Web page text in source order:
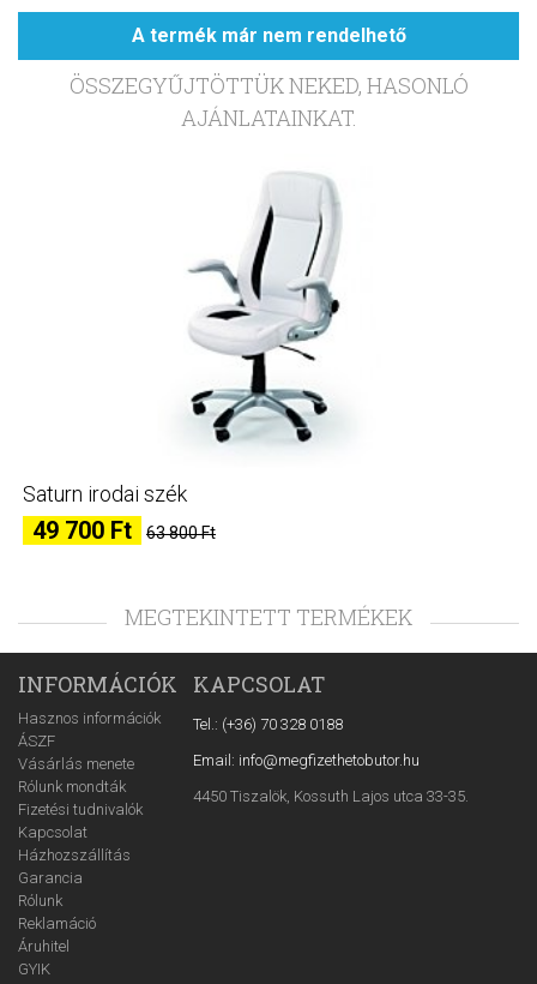
A termék már nem rendelhető
ÖSSZEGYŰJTÖTTÜK NEKED, HASONLÓ
AJÁNLATAINKAT.
Saturn irodai szék
49 700 Ft 63 800 Ft
MEGTEKINTETT TERMÉKEK
INFORMÁCIÓK
Hasznos információk
ÁSZF
Vásárlás menete
Rólunk mondták
Fizetési tudnivalók
Kapcsolat
Házhozszállítás
Garancia
Rólunk
Reklamáció
Áruhitel
GYIK
KAPCSOLAT
Tel.: (+36) 70 328 0188
Email: info@megfizethetobutor.hu
4450 Tiszalök, Kossuth Lajos utca 33-35.